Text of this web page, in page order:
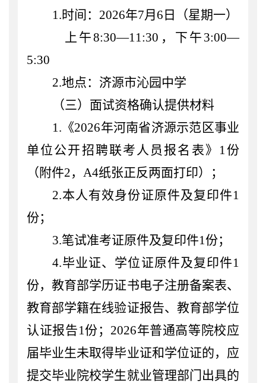
1.时间： 2026年7月 6 日 （星期一）
上午8:30—11:30 ，下午 3:00—
5:30
2.地点： 济源市沁园中学
（三）面试资格确认提供材料
1.《2026年河南省济源示范区事业
单位公开招聘联考人员报名表》 1份
（ 附件2， A4纸张正反两面打印）
；
2.本人有效身份证原件及复印件1
份；
3.笔试准考证原件及复印件1份；
4.毕业证、学位证原件及复印件1
份，教育部学历证书电子注册备案表、
教育部学籍在线验证报告、教育部学位
认证报告1份； 2026年普通高等院校应
届毕业生未取得毕业证和学位证的，应
提交毕业院校学生就业管理部门出具的